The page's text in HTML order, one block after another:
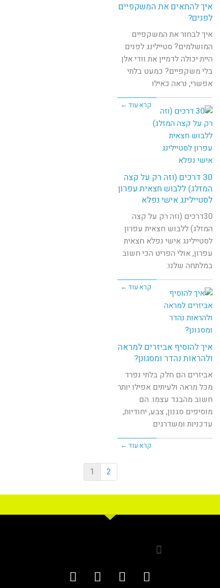
איך להתאים את המשקפיים
לפנים?
איך לבחור את המשקפיים
המושלמים? סטיילינג לפנים
היית יכולה לדמיין את וודי אלן
בלי משקפיים? כמעט בלתי
אפשרי, נראה כאילו
קרא עוד ←
30 דרכים (וזה רק על קצה
המזלג) ללבוש חצאית עפרון
לסטיילינג אישי נפלא
30דרכים (וזה רק על קצה
המזלג) ללבוש חצאית עפרון
לסטיילינג אישי נפלא חצאית
עפרון, אולי הפריט הכי חשוב
במלתחה שלנו:
קרא עוד ←
איך להוסיף אביזרים למראה
ולהראות נהדר ומסגונן?
אביזרים הם חלק בלתי נפרד
מכל מראה ולעיתים אפילו יותר
חשוב מהבגד עצמו. הם
מוסיפים סגנון, צבע, יחודיות,
עדכניות ומשדרגים
קרא עוד ←
1 2